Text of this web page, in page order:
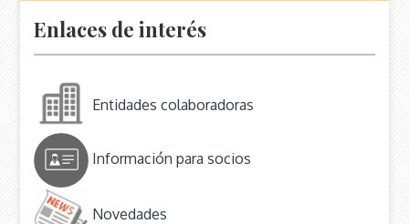
Enlaces de interés
Entidades colaboradoras
Información para socios
Novedades